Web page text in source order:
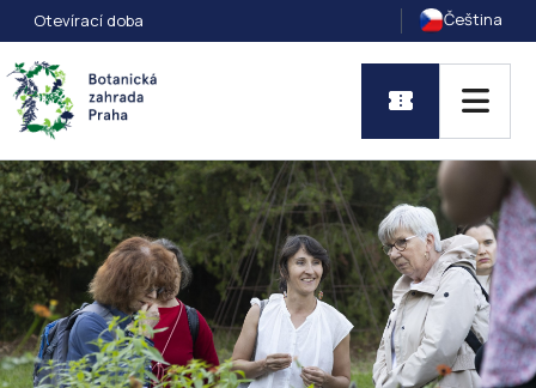
Otevírací doba Čeština